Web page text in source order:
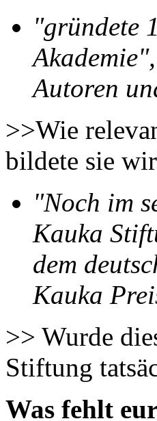
"gründete
Autoren
>>Wie
bildete sie
"Noch im
Kauka
dem
Kauka
>> Wurde
Stiftung
Was fehlt